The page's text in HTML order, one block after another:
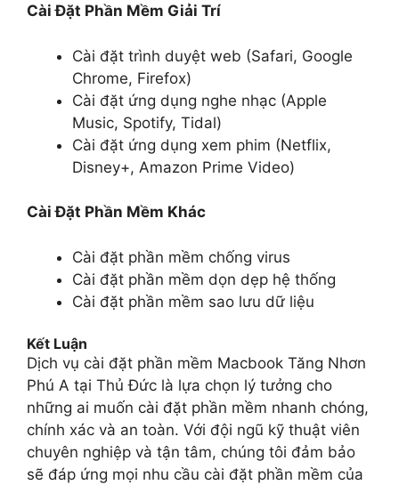
Cài Đặt Phần Mềm Giải Trí
Cài đặt trình duyệt web (Safari, Google
Chrome, Firefox)
Cài đặt ứng dụng nghe nhạc (Apple
Music, Spotify, Tidal)
Cài đặt ứng dụng xem phim (Netflix,
Disney+, Amazon Prime Video)
Cài Đặt Phần Mềm Khác
Cài đặt phần mềm chống virus
Cài đặt phần mềm dọn dẹp hệ thống
Cài đặt phần mềm sao lưu dữ liệu
Kết Luận
Dịch vụ cài đặt phần mềm Macbook Tăng Nhơn
Phú A tại Thủ Đức là lựa chọn lý tưởng cho
những ai muốn cài đặt phần mềm nhanh chóng,
chính xác và an toàn. Với đội ngũ kỹ thuật viên
chuyên nghiệp và tận tâm, chúng tôi đảm bảo
sẽ đáp ứng mọi nhu cầu cài đặt phần mềm của